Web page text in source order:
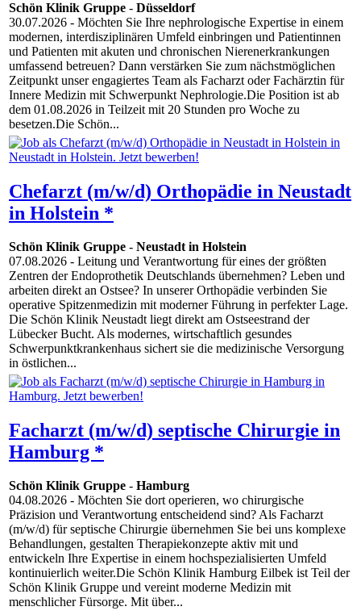
Schön Klinik Gruppe - Düsseldorf
30.07.2026 - Möchten Sie Ihre nephrologische Expertise in einem
modernen, interdisziplinären Umfeld einbringen und Patientinnen
und Patienten mit akuten und chronischen Nierenerkrankungen
umfassend betreuen? Dann verstärken Sie zum nächstmöglichen
Zeitpunkt unser engagiertes Team als Facharzt oder Fachärztin für
Innere Medizin mit Schwerpunkt Nephrologie.Die Position ist ab
dem 01.08.2026 in Teilzeit mit 20 Stunden pro Woche zu
besetzen.Die Schön...
Chefarzt (m/w/d) Orthopädie in Neustadt
in Holstein *
Schön Klinik Gruppe - Neustadt in Holstein
07.08.2026 - Leitung und Verantwortung für eines der größten
Zentren der Endoprothetik Deutschlands übernehmen? Leben und
arbeiten direkt an Ostsee? In unserer Orthopädie verbinden Sie
operative Spitzenmedizin mit moderner Führung in perfekter Lage.
Die Schön Klinik Neustadt liegt direkt am Ostseestrand der
Lübecker Bucht. Als modernes, wirtschaftlich gesundes
Schwerpunktkrankenhaus sichert sie die medizinische Versorgung
in östlichen...
Facharzt (m/w/d) septische Chirurgie in
Hamburg *
Schön Klinik Gruppe - Hamburg
04.08.2026 - Möchten Sie dort operieren, wo chirurgische
Präzision und Verantwortung entscheidend sind? Als Facharzt
(m/w/d) für septische Chirurgie übernehmen Sie bei uns komplexe
Behandlungen, gestalten Therapiekonzepte aktiv mit und
entwickeln Ihre Expertise in einem hochspezialisierten Umfeld
kontinuierlich weiter.Die Schön Klinik Hamburg Eilbek ist Teil der
Schön Klinik Gruppe und vereint moderne Medizin mit
menschlicher Fürsorge. Mit über...